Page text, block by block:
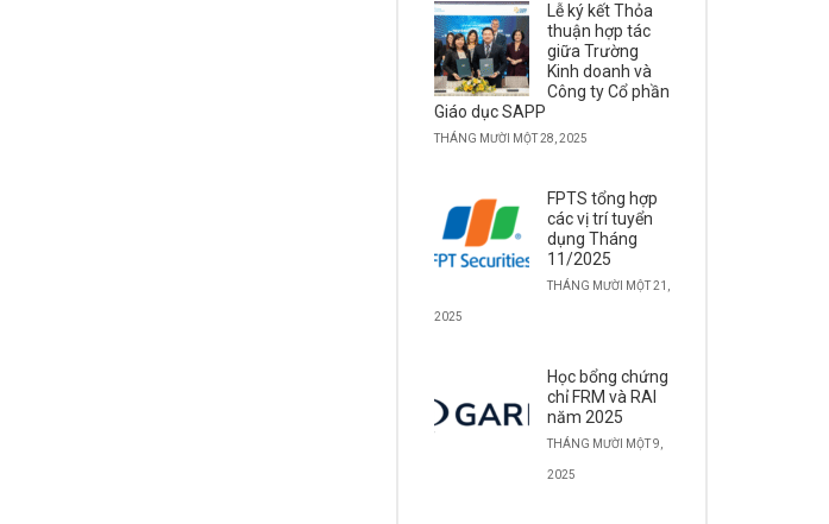
Lễ ký kết Thỏa
thuận hợp tác
giữa Trường
Kinh doanh và
Công ty Cổ phần
Giáo dục SAPP
THÁNG MƯỜI MỘT 28, 2025
FPTS tổng hợp
các vị trí tuyển
dụng Tháng
11/2025
THÁNG MƯỜI MỘT 21,
2025
Học bổng chứng
chỉ FRM và RAI
năm 2025
THÁNG MƯỜI MỘT 9,
2025